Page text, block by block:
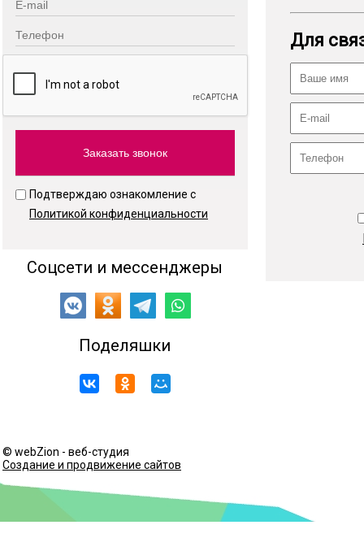
Подтверждаю ознакомление с
Политикой конфиденциальности
Соцсети и мессенджеры
Поделяшки
Для
© webZion - веб-студия
Создание и продвижение сайтов